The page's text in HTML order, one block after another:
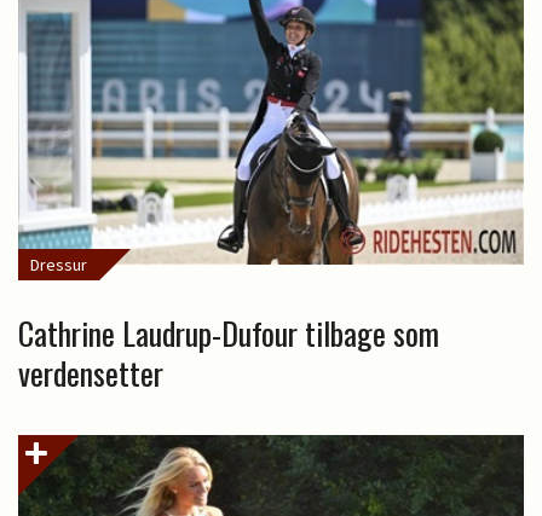
Dressur
Cathrine Laudrup-Dufour tilbage som
verdensetter